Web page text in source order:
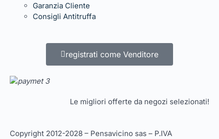
Garanzia Cliente
Consigli Antitruffa
registrati come Venditore
Copyright 2012-2028 – Pensavicino sas – P.IVA
Le migliori offerte da negozi selezionati!